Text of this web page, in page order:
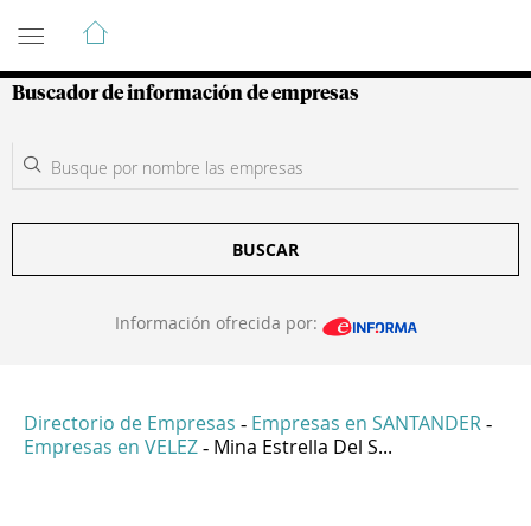
Guía de Empresas Colombianas
Buscador de información de empresas
BUSCAR
Información ofrecida por:
Directorio de Empresas - Empresas en SANTANDER -
Empresas en VELEZ - Mina Estrella Del S...